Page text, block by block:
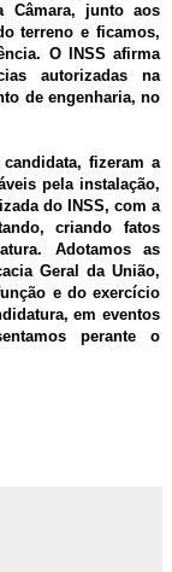
Câmara, junto aos
terreno e ficamos,
O INSS afirma
autorizadas na
de engenharia, no
fizeram a
pela instalação,
do INSS, com a
criando fatos
Adotamos as
Geral da União,
e do exercício
em eventos
perante o